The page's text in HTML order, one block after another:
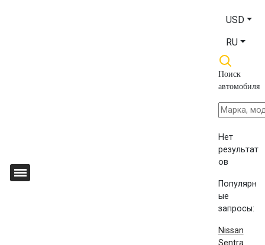
USD
RU
Поиск
автомобиля
Нет
результат
ов
Популярн
ые
запросы:
Nissan